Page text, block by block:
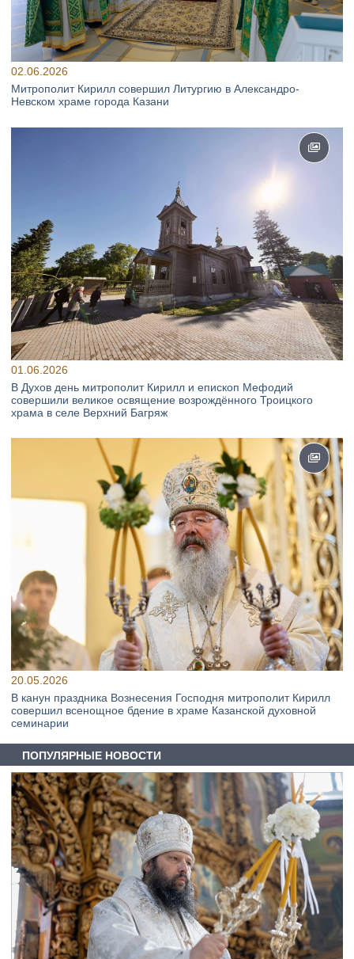
02.06.2026
Митрополит Кирилл совершил Литургию в Александро-
Невском храме города Казани
01.06.2026
В Духов день митрополит Кирилл и епископ Мефодий
совершили великое освящение возрождённого Троицкого
храма в селе Верхний Багряж
20.05.2026
В канун праздника Вознесения Господня митрополит Кирилл
совершил всенощное бдение в храме Казанской духовной
семинарии
ПОПУЛЯРНЫЕ НОВОСТИ